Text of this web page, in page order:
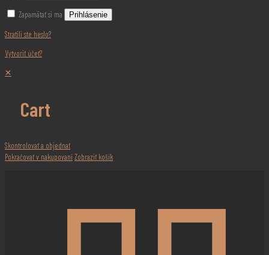
Zapamätať si ma Prihlásenie
Stratili ste heslo?
Vytvoriť účet?
✕
Cart
Skontrolovať a objednať
Pokračovať v nakupovaníZobraziť košík